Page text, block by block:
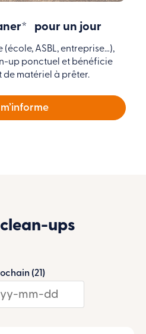
pour un jour
(école, ASBL, entreprise…),
up ponctuel et bénéficie
matériel à prêter.
ups
Le mois prochain (21)